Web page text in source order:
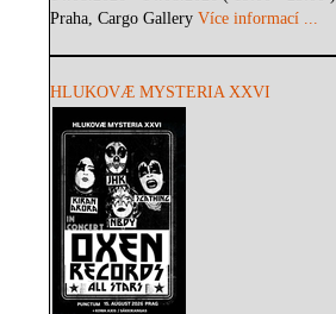
Praha, Cargo GalleryVíce informací ...
HLUKOVÆ MYSTERIA XXVI